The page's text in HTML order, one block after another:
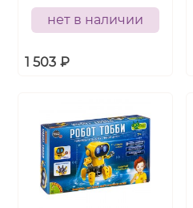
нет в наличии
1 503 ₽